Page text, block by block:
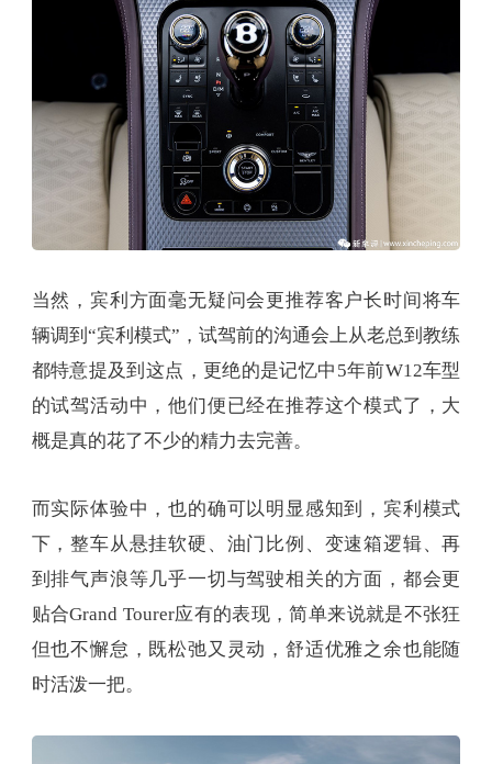
当然，宾利方面毫无疑问会更推荐客户长时间将车
辆调到“宾利模式”，试驾前的沟通会上从老总到教练
都特意提及到这点，更绝的是记忆中5年前W12车型
的试驾活动中，他们便已经在推荐这个模式了，大
概是真的花了不少的精力去完善。
而实际体验中，也的确可以明显感知到，宾利模式
下，整车从悬挂软硬、油门比例、变速箱逻辑、再
到排气声浪等几乎一切与驾驶相关的方面，都会更
贴合Grand Tourer应有的表现，简单来说就是不张狂
但也不懈怠，既松弛又灵动，舒适优雅之余也能随
时活泼一把。